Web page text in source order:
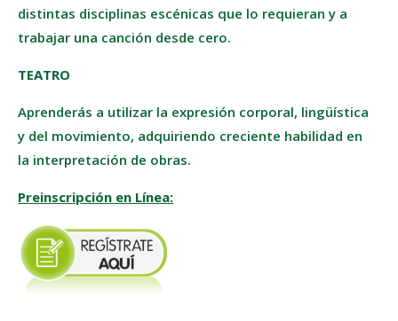
distintas disciplinas escénicas que lo requieran y a
trabajar una canción desde cero.
TEATRO
Aprenderás a utilizar la expresión corporal, lingüística
y del movimiento, adquiriendo creciente habilidad en
la interpretación de obras.
Preinscripción en Línea: